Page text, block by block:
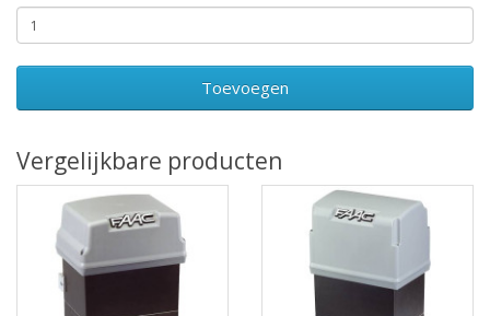
Toevoegen
Vergelijkbare producten